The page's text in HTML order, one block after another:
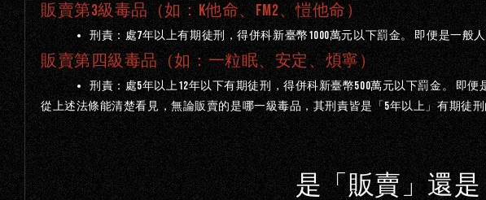
販賣第3級毒品（如： K他命、FM2、愷他命）
刑責：處7年以上有期徒刑，得併科新臺幣1000萬元以下罰金。 即便是一般
販賣第四級毒品（如：一粒眠、安定、煩寧）
刑責：處5年以上12年以下有期徒刑，得併科新臺幣500萬元以下罰金。 即便
從上述法條能清楚看見，無論販賣的是哪一級毒品，其刑責皆是「 5年以上」有期徒
是「販賣」還